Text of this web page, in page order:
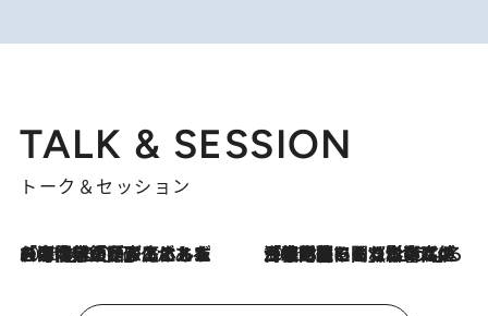
TALK & SESSION
トーク＆セッション
2026.8.3
「今後値上げがあるとすれば…」「リスクがあるのは今年の冬」エネルギー専門家が語る、ホルムズ海峡封鎖が家庭にもたらす“ある心配” 2026.8.3
「住宅建てられない…」「サーチャージ料の高値が続いている」ホルムズ海峡封鎖による影響はいつまで続く？《エネルギー専門家に聞く“どうなる日本の暮らし”》